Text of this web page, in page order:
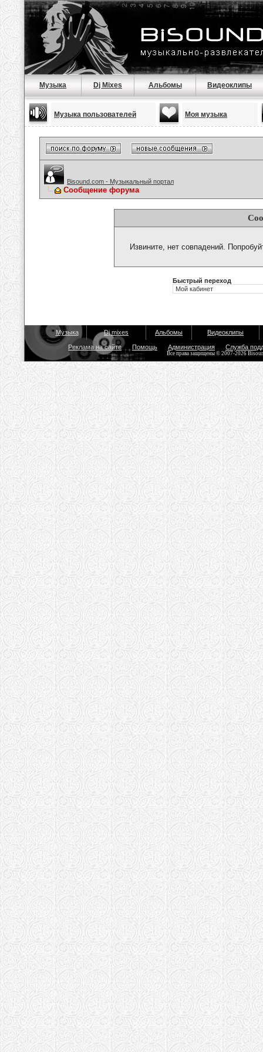
Музыка Dj Mixes Альбомы Видеоклипы
Музыка пользователей Моя музыка
Bisound.com - Музыкальный портал
Сообщение форума
Извините, нет совпадений.
Быстрый переход
Музыка Dj mixes Альбомы Видеоклипы
Реклама на сайте Помощь Администрация Служба
Все права защищены © 2007-2026